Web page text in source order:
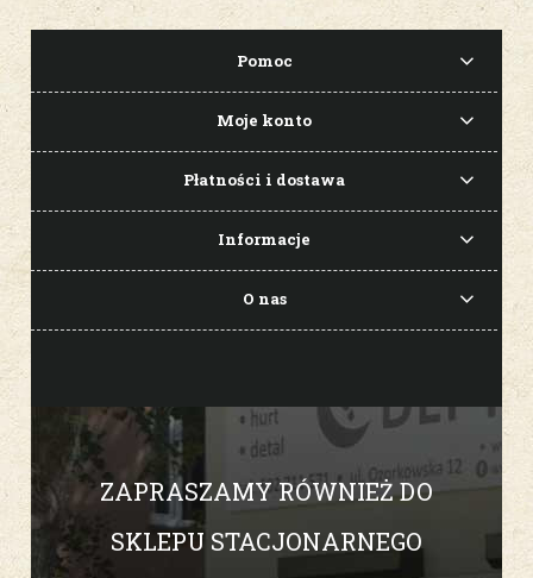
Pomoc
Moje konto
Płatności i dostawa
Informacje
O nas
ZAPRASZAMY RÓWNIEŻ DO
SKLEPU STACJONARNEGO